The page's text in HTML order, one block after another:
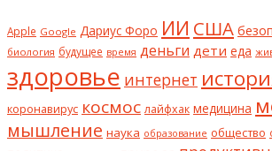
Apple Google Дариус Форо ИИ США
биология будущее время деньги дети еда
здоровье интернет
коронавирус космос лайфхак медицина
мышление наука образование общество